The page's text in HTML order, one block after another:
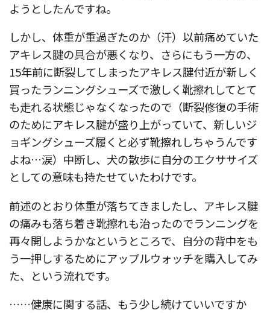
ようとしたんですね。
しかし、体重が重過ぎたのか（汗）以前痛めていた
アキレス腱の具合が悪くなり、さらにもう一方の、
15年前に断裂してしまったアキレス腱付近が新しく
買ったランニングシューズで激しく靴擦れしてとて
も走れる状態じゃなくなったので（断裂修復の手術
のためにアキレス腱が盛り上がっていて、新しいジ
ョギングシューズ履くと必ず靴擦れしちゃうんです
よね…涙）中断し、犬の散歩に自分のエクササイズ
としての意味も持たせていたわけです。
前述のとおり体重が落ちてきましたし、アキレス腱
の痛みも落ち着き靴擦れも治ったのでランニングを
再々開しようかなというところで、自分の背中をも
う一押しするためにアップルウォッチを購入してみ
た、という流れです。
……健康に関する話、もう少し続けていいですか